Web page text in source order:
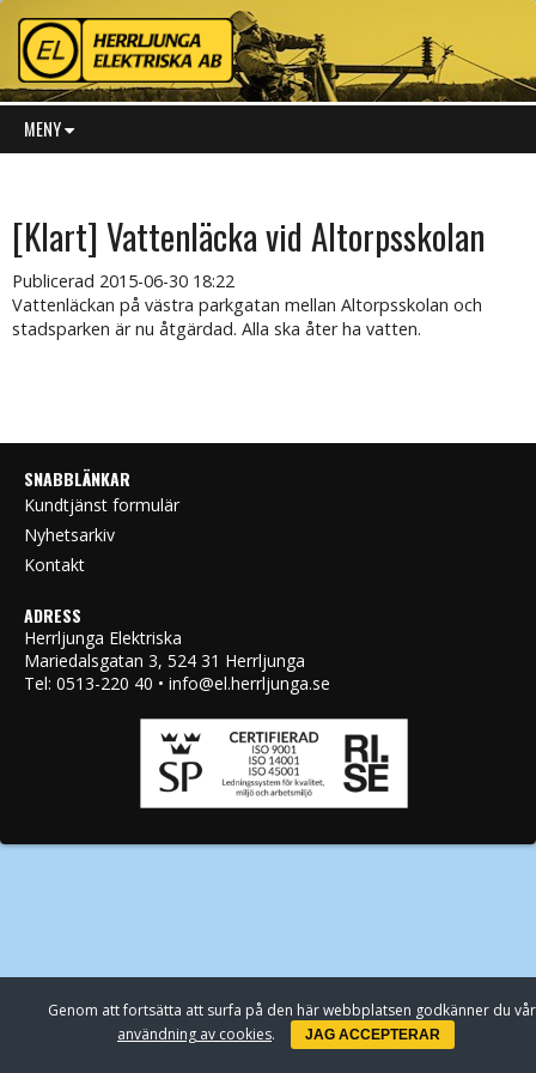
MENY
[Klart] Vattenläcka vid Altorpsskolan
Publicerad 2015-06-30 18:22
Vattenläckan på västra parkgatan mellan Altorpsskolan och
stadsparken är nu åtgärdad. Alla ska åter ha vatten.
SNABBLÄNKAR
Kundtjänst formulär
Nyhetsarkiv
Kontakt
ADRESS
Herrljunga Elektriska
Mariedalsgatan 3, 524 31 Herrljunga
Tel: 0513-220 40 • info@el.herrljunga.se
Genom att fortsätta att surfa på den här webbplatsen godkänner du vår
användning av cookies. JAG ACCEPTERAR